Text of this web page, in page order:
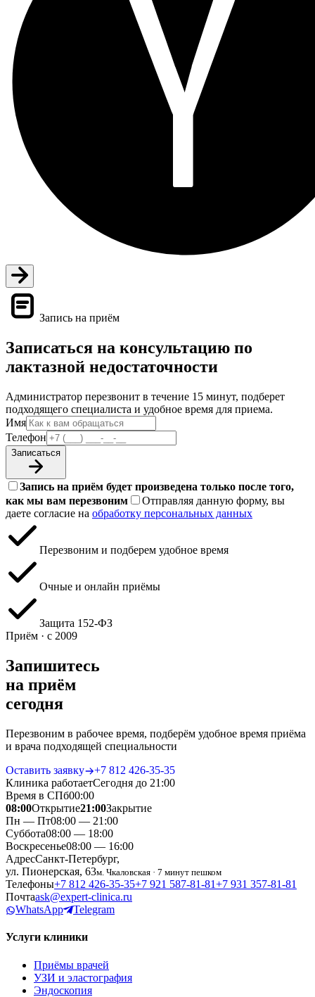
Запись на приём
Записаться на консультацию по
лактазной недостаточности
Администратор перезвонит в течение 15 минут, подберет
подходящего специалиста и удобное время для приема.
Имя
Телефон
Записаться
Запись на приём будет произведена только после того,
как мы вам перезвоним
Отправляя данную форму, вы
даете согласие на обработку персональных данных
Перезвоним и подберем удобное время
Очные и онлайн приёмы
Защита 152‑ФЗ
Приём · с 2009
Запишитесь
на приём
сегодня
Перезвоним в рабочее время, подберём удобное время приёма
и врача подходящей специальности
Оставить заявку
+7 812 426‑35‑35
Клиника работаетСегодня до 21:00
Время в СПб00:00
08:00Открытие21:00Закрытие
Пн — Пт08:00 — 21:00
Суббота08:00 — 18:00
Воскресенье08:00 — 16:00
АдресСанкт-Петербург,
ул. Пионерская, 63м. Чкаловская · 7 минут пешком
Телефоны+7 812 426‑35‑35+7 921 587‑81‑81+7 931 357‑81‑81
Почтаask@expert-clinica.ru
WhatsApp
Telegram
Услуги клиники
Приёмы врачей
УЗИ и эластография
Эндоскопия